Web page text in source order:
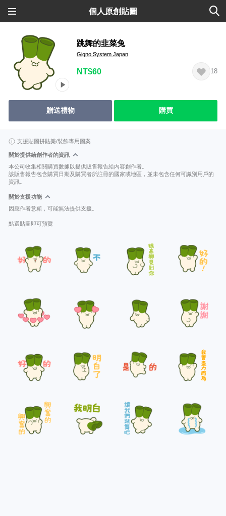
個人原創貼圖
跳舞的韭菜兔
Gigno System Japan
NT$60 18
贈送禮物 購買
支援貼圖拼貼樂/裝飾專用圖案
關於提供給創作者的資訊
本公司收集相關購買數據以提供販售報告給內容創作者。
該販售報告包含購買日期及購買者所註冊的國家或地區，並未包含任何可識別用戶的
資訊。
關於支援功能
因應作者意願，可能無法提供支援。
點選貼圖即可預覽